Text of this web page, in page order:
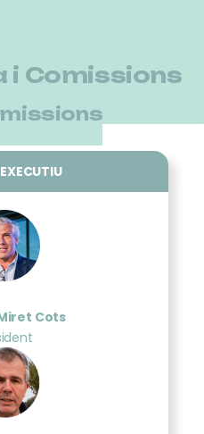
i Comissions
Cots